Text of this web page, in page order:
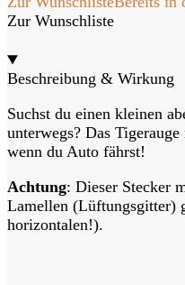
Zur Wunschliste
Beschreibung & Wirkung
Suchst du einen kleinen
unterwegs? Das
wenn du Auto fährst!
Achtung: Dieser Stecker
Lamellen (Lüftungsgitter)
horizontalen!).